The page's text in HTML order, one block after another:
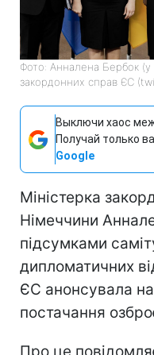
Фото: Анналена Бербок (у
закордонних справ ЄС
Выключи хаос
Получай только
Google
Міністерка
Німеччини
підсумками
дипломатичних
ЄС анонсувала
постачання